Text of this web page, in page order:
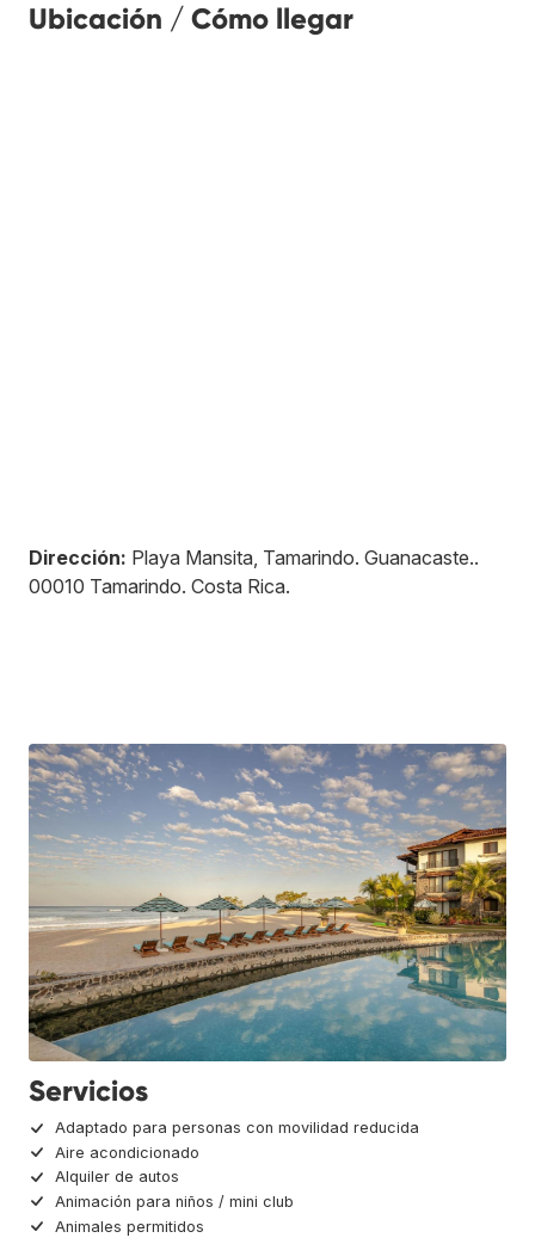
Ubicación / Cómo llegar
Dirección: Playa Mansita, Tamarindo. Guanacaste..
00010 Tamarindo. Costa Rica.
Servicios
Adaptado para personas con movilidad reducida
Aire acondicionado
Alquiler de autos
Animación para niños / mini club
Animales permitidos